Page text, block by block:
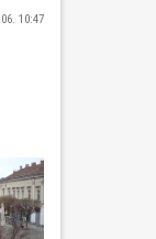
10:47